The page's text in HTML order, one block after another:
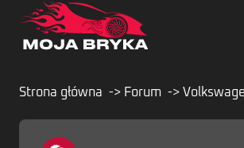
Strona główna Forum